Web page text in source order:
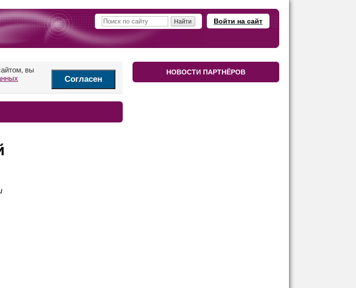
Войти на сайт
вы
Согласен
НОВОСТИ ПАРТНЁРОВ